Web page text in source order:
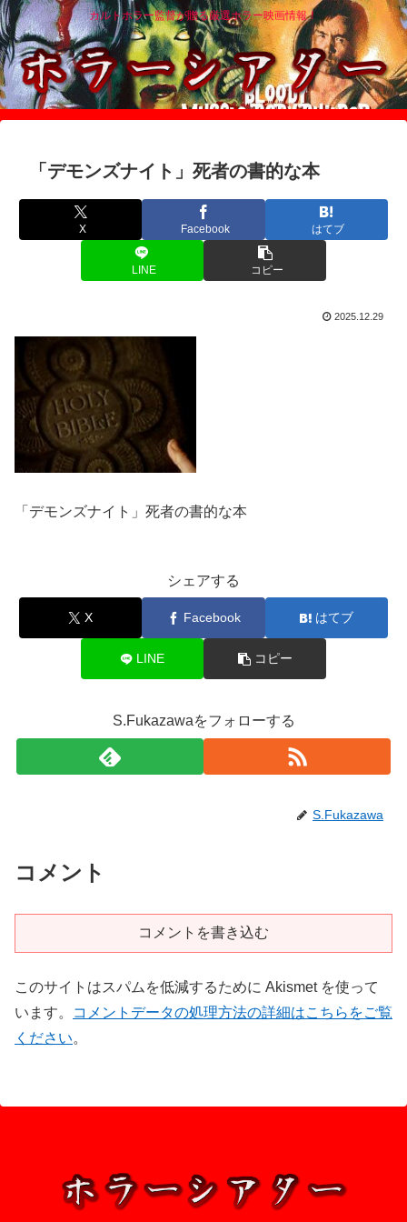
カルトホラー監督が贈る厳選ホラー映画情報！
「デモンズナイト」死者の書的な本
X Facebook はてブ
LINE コピー
2025.12.29
「デモンズナイト」死者の書的な本
シェアする
X Facebook はてブ
LINE コピー
S.Fukazawaをフォローする
S.Fukazawa
コメント
コメントを書き込む
このサイトはスパムを低減するために Akismet を使って
います。
コメントデータの処理方法の詳細はこちらをご覧
ください。